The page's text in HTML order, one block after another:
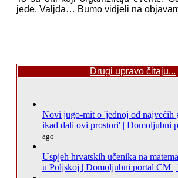
jede. Valjda… Bumo vidjeli na
Drugi upravo čitaju...
Novi jugo-mit o 'jednoj od najvećih
ikad dali ovi prostori' | Domoljubni
ago
Uspjeh hrvatskih učenika na
u Poljskoj | Domoljubni portal CM |